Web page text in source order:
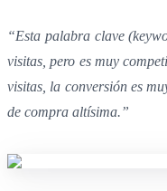
“Esta palabra clave
visitas, pero es muy
visitas, la conversión es
de compra altísima.”